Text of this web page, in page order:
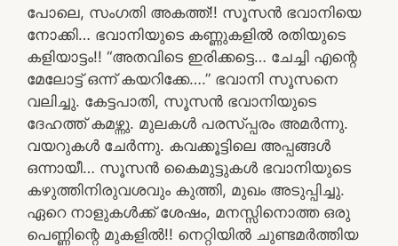
പോലെ, സംഗതി അകത്ത്!! സൂസൻ ഭവാനിയെ
നോക്കി… ഭവാനിയുടെ കണ്ണുകളിൽ രതിയുടെ
കളിയാട്ടം!! “അതവിടെ ഇരിക്കട്ടെ… ചേച്ചി എന്റെ
മേലോട്ട് ഒന്ന് കയറിക്കേ….” ഭവാനി സൂസനെ
വലിച്ചു. കേട്ടപാതി, സൂസൻ ഭവാനിയുടെ
ദേഹത്ത് കമഴ്ന്നു. മുലകൾ പരസ്പ്പരം അമർന്നു.
വയറുകൾ ചേർന്നു. കവക്കൂട്ടിലെ അപ്പങ്ങൾ
ഒന്നായീ… സൂസൻ കൈമുട്ടുകൾ ഭവാനിയുടെ
കഴുത്തിനിരുവശവും കുത്തി, മുഖം അടുപ്പിച്ചു.
ഏറെ നാളുകൾക്ക് ശേഷം, മനസ്സിനൊത്ത ഒരു
പെണ്ണിന്റെ മുകളിൽ!! നെറ്റിയിൽ ചുണ്ടമർത്തിയ